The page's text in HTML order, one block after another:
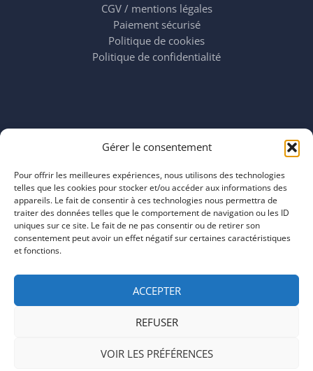
Gérer le consentement
Pour offrir les meilleures expériences, nous utilisons des technologies
telles que les cookies pour stocker et/ou accéder aux informations des
appareils. Le fait de consentir à ces technologies nous permettra de
traiter des données telles que le comportement de navigation ou les ID
uniques sur ce site. Le fait de ne pas consentir ou de retirer son
consentement peut avoir un effet négatif sur certaines caractéristiques
et fonctions.
ACCEPTER
REFUSER
VOIR LES PRÉFÉRENCES
CGV / mentions légales
Paiement sécurisé
Politique de cookies
Politique de confidentialité
mardi 11:00–23:00
jeudi 11:00–23:00
vendredi 11:00–23:00
samedi 11:00–20:00
dimanche 11:00–20:00